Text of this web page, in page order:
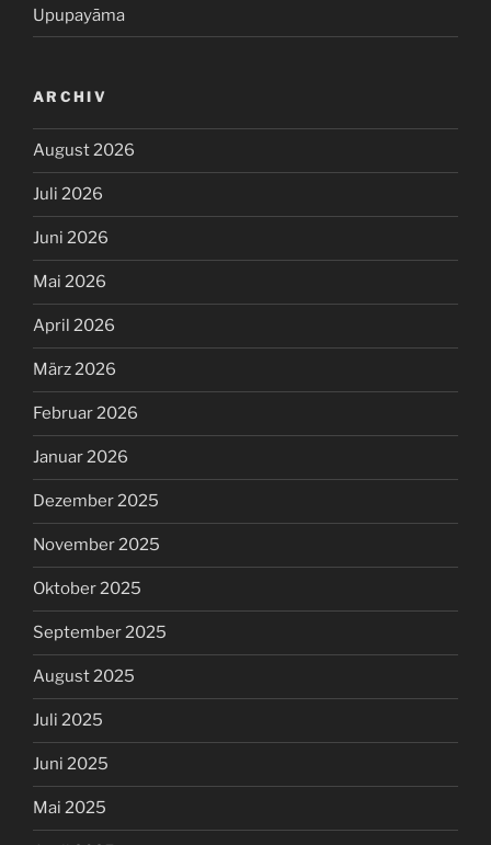
Upupayāma
ARCHIV
August 2026
Juli 2026
Juni 2026
Mai 2026
April 2026
März 2026
Februar 2026
Januar 2026
Dezember 2025
November 2025
Oktober 2025
September 2025
August 2025
Juli 2025
Juni 2025
Mai 2025